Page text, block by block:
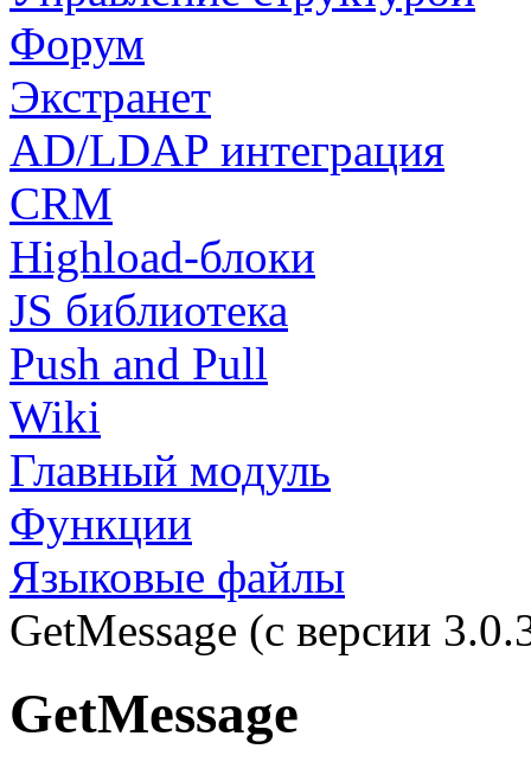
Форум
Экстранет
AD/LDAP интеграция
CRM
Highload-блоки
JS библиотека
Push and Pull
Wiki
Главный модуль
Функции
Языковые файлы
GetMessage (с версии
GetMessage